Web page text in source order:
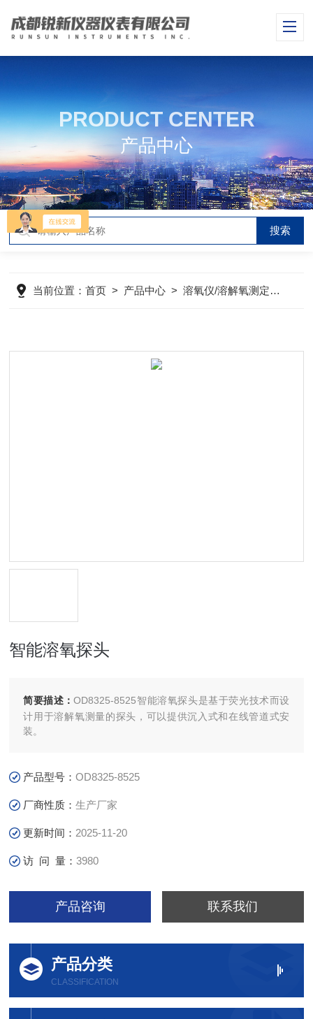
PRODUCT CENTER
产品中心
当前位置：首页 > 产品中心 >溶氧仪/溶解氧测定仪
智能溶氧探头
简要描述：OD8325-8525智能溶氧探头是基于荧光技术而设
计用于溶解氧测量的探头，可以提供沉入式和在线管道式安
装。
产品型号：OD8325-8525
厂商性质：生产厂家
更新时间： 2025-11-20
访 问 量：3980
产品咨询 联系我们
产品分类
CLASSIFICATION